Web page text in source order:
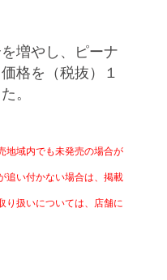
増やし、ピーナ
格を（税抜）１
。
地域内でも未発売の場合が
追い付かない場合は、掲載
り扱いについては、店舗に